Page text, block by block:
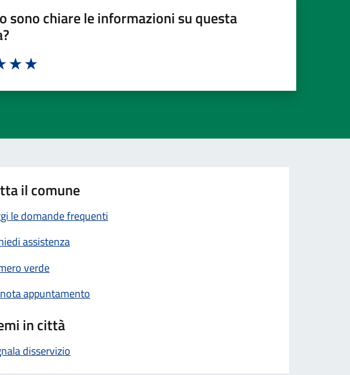
sono chiare le informazioni su questa
il comune
le domande frequenti
assistenza
verde
appuntamento
in città
disservizio